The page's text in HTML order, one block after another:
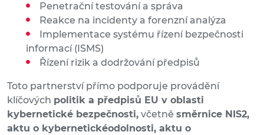
Penetrační testování a správa
Reakce na incidenty a forenzní analýza
Implementace systému řízení bezpečnosti
informací (ISMS)
Řízení rizik a dodržování předpisů
Toto partnerství přímo podporuje provádění
klíčových politik a předpisů EU v oblasti
kybernetické bezpečnosti, včetně směrnice NIS2,
aktu o kybernetickéodolnosti, aktu o